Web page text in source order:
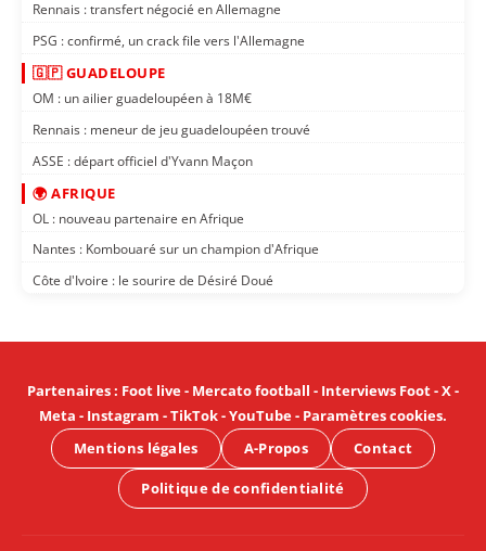
Rennais : transfert négocié en Allemagne
PSG : confirmé, un crack file vers l'Allemagne
🇬🇵 GUADELOUPE
OM : un ailier guadeloupéen à 18M€
Rennais : meneur de jeu guadeloupéen trouvé
ASSE : départ officiel d'Yvann Maçon
🌍 AFRIQUE
OL : nouveau partenaire en Afrique
Nantes : Kombouaré sur un champion d'Afrique
Côte d'Ivoire : le sourire de Désiré Doué
Partenaires: Foot live- Mercato football - Interviews Foot-X-
Meta - Instagram -TikTok-YouTube- Paramètres cookies.
Mentions légales
A-Propos Contact
Politique de confidentialité